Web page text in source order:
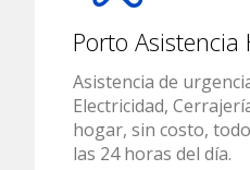
Porto Asistencia
Asistencia de
Electricidad,
hogar, sin costo,
las 24 horas del día.